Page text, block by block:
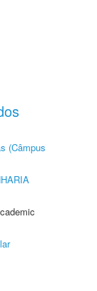
(Câmpus